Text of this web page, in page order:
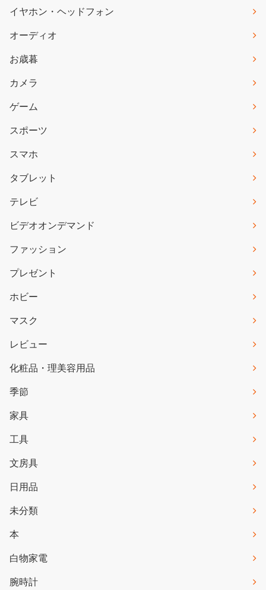
イヤホン・ヘッドフォン
オーディオ
お歳暮
カメラ
ゲーム
スポーツ
スマホ
タブレット
テレビ
ビデオオンデマンド
ファッション
プレゼント
ホビー
マスク
レビュー
化粧品・理美容用品
季節
家具
工具
文房具
日用品
未分類
本
白物家電
腕時計